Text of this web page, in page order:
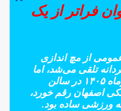
فراتر از یک
از مچ اندازی
تلقی می‌شد، اما
آنچه در روز ۱۱ تیرماه ۱۴۰۵ در سالن
اصفهان رقم خورد،
ورزشی ساده بود.